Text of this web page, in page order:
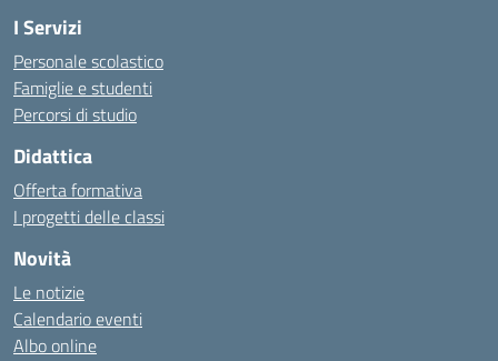
I Servizi
Personale scolastico
Famiglie e studenti
Percorsi di studio
Didattica
Offerta formativa
I progetti delle classi
Novità
Le notizie
Calendario eventi
Albo online